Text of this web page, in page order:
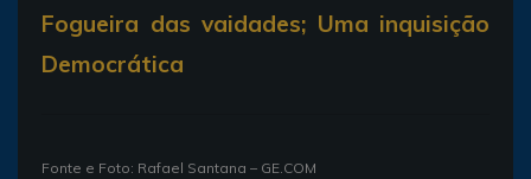
Fogueira das vaidades; Uma inquisição
Democrática
Fonte e Foto: Rafael Santana – GE.COM